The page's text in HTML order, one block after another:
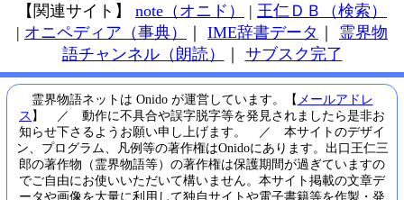
【関連サイト】 note（オニド） | 王仁ＤＢ（検索）
| オニペディア（事典） ｜ IME辞書データ ｜ 霊界物
語チャンネル（朗読）
｜ サブスク完了
霊界物語ネットは Onido が運営しています。【 メールアドレ
ス 】 ／ 動作に不具合や誤字脱字等を発見されましたら是非お
知らせ下さるようお願い申し上げます。 ／ 本サイトのデザイ
ン、プログラム、凡例等の著作権はOnidoにあります。出口王仁三
郎の著作物（霊界物語等）の著作権は保護期間が過ぎていますの
でご自由にお使いいただいて構いません。本サイト掲載の文章デ
ータや画像を大量に利用して独自サイトや電子書籍等を作製・発